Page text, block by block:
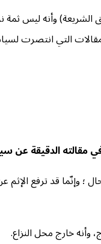
الشريعة) وأنه ليس
التي انتصرت
الدقيقة عن
؛ وإنّما قد ترفع
وأنه خارج محل النزاع.